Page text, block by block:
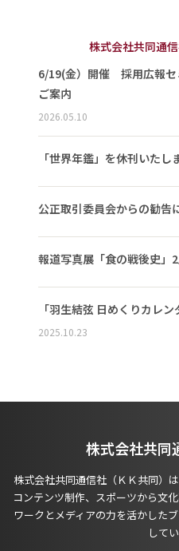
株式会社共同通
6/19(金）開催 採用広報セ
ご案内
2026.05.10
「世界年鑑」を休刊いたし
公正取引委員会からの勧告
報道写真展「食の戦後史」
「羽生結弦 日めくりカレ
2025.10.23
株式会社共同
株式会社共同通信社（ＫＫ共同）
コンテンツ制作、スポーツから文
ワークとメディアの力を活かした
して